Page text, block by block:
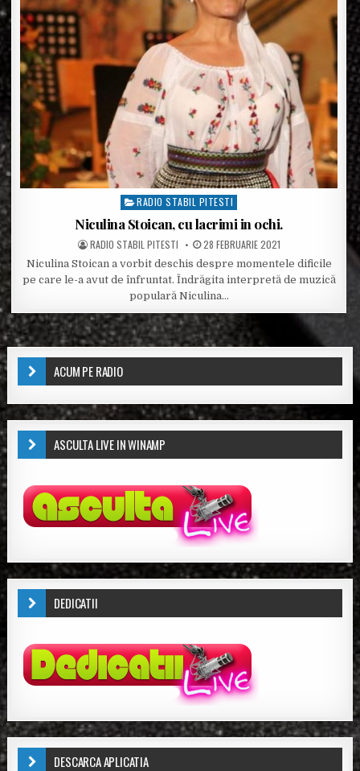
Posted in
RADIO STABIL PITESTI
Niculina Stoican, cu lacrimi in ochi.
POSTED BY
RADIO STABIL PITESTI POSTED ON
28 FEBRUARIE 2021
Niculina Stoican a vorbit deschis despre momentele dificile
pe care le-a avut de înfruntat. Îndrăgita interpretă de muzică
populară Niculina…
ACUM PE RADIO
ASCULTA LIVE IN WINAMP
DEDICATII
DESCARCA APLICATIA